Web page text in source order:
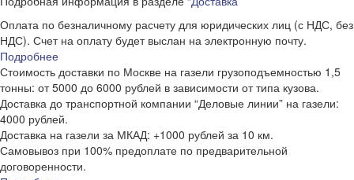
Оплата по безналичному расчету для юридических лиц (с НДС, без
НДС). Счет на оплату будет выслан на электронную почту.
Подробнее
Стоимость доставки по Москве на газели грузоподъемностью 1,5
тонны: от 5000 до 6000 рублей в зависимости от типа кузова.
Доставка до транспортной компании “Деловые линии” на газели:
4000 рублей.
Доставка на газели за МКАД: +1000 рублей за 10 км.
Самовывоз при 100% предоплате по предварительной
договоренности.